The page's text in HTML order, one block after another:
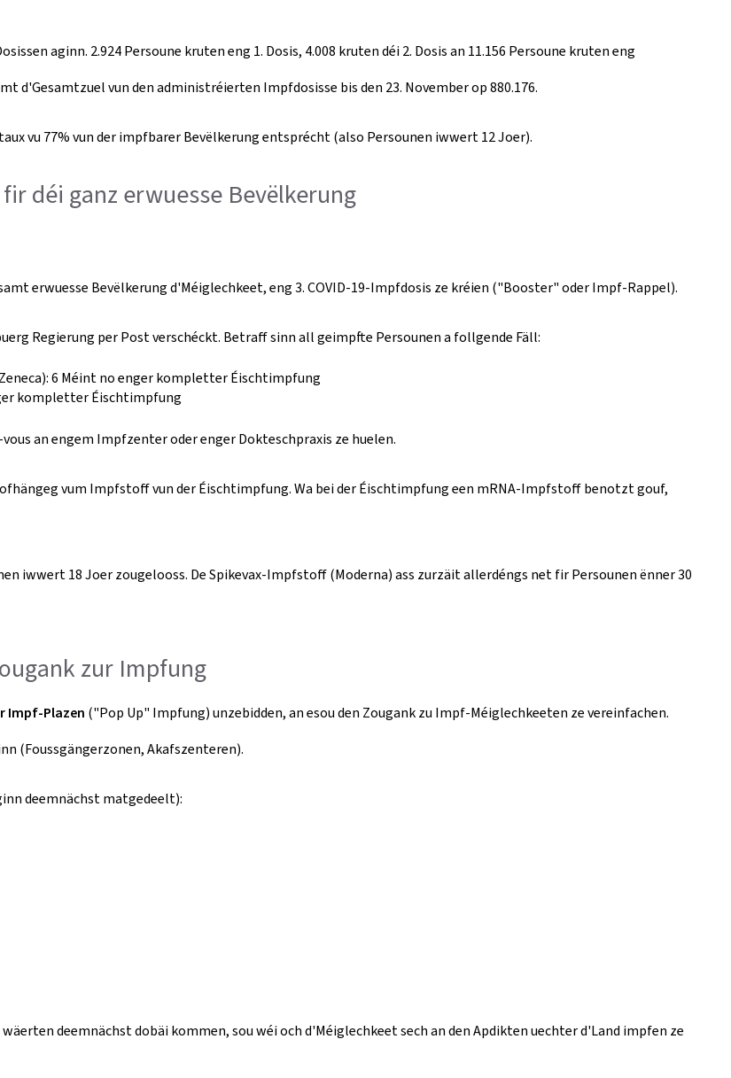
aginn. 2.924 Persoune kruten eng 1. Dosis, 4.008 kruten déi 2. Dosis an 11.156 Persoune kruten eng
vun den administréierten Impfdosisse bis den 23. November op 880.176.
vu 77% vun der impfbarer Bevëlkerung entsprécht (also Persounen iwwert 12 Joer).
déi ganz erwuesse Bevëlkerung
erwuesse Bevëlkerung d'Méiglechkeet, eng 3. COVID-19-Impfdosis ze kréien ("Booster" oder Impf-Rappel).
Regierung per Post verschéckt. Betraff sinn all geimpfte Persounen a follgende Fäll:
6 Méint no enger kompletter Éischtimpfung
kompletter Éischtimpfung
an engem Impfzenter oder enger Dokteschpraxis ze huelen.
vum Impfstoff vun der Éischtimpfung. Wa bei der Éischtimpfung een mRNA-Impfstoff benotzt gouf,
iwwert 18 Joer zougelooss. De Spikevax-Impfstoff (Moderna) ass zurzäit allerdéngs net fir Persounen ënner 30
zur Impfung
Impf-Plazen ("Pop Up" Impfung) unzebidden, an esou den Zougank zu Impf-Méiglechkeeten ze vereinfachen.
(Foussgängerzonen, Akafszenteren).
deemnächst matgedeelt):
deemnächst dobäi kommen, sou wéi och d'Méiglechkeet sech an den Apdikten uechter d'Land impfen ze